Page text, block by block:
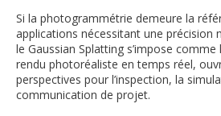
Si la photogrammétrie demeure la
applications nécessitant une précision
le Gaussian Splatting s’impose comme
rendu photoréaliste en temps réel,
perspectives pour l’inspection, la
communication de projet.